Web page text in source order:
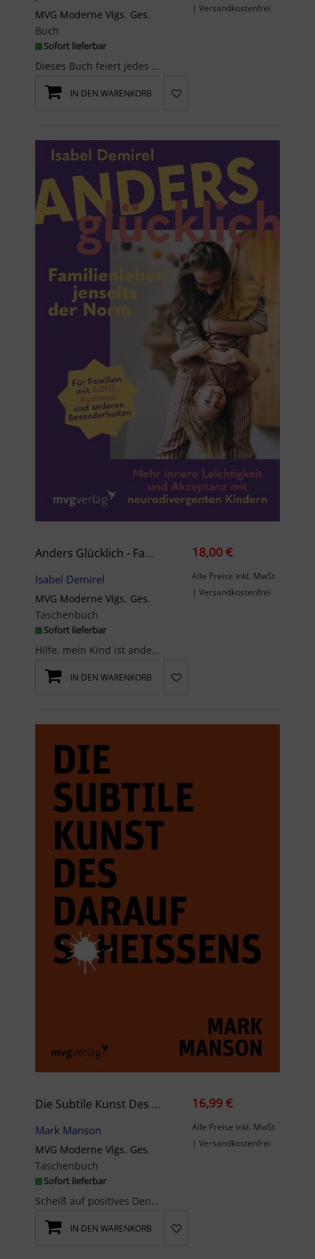
MVG Moderne Vlgs. Ges.
Buch
Sofort lieferbar
Dieses Buch feiert jedes einzelne Kind!Jedes Kind in einer bunt gemischten Gruppe bastelt einen e...
| Versandkostenfrei
IN DEN WARENKORB
Anders Glücklich - Familienleben Jenseits Der Norm
Isabel Demirel
MVG Moderne Vlgs. Ges.
Taschenbuch
Sofort lieferbar
Hilfe, mein Kind ist andersWer mit einem neurodivergenten Familienmitglied lebt oder spürt, dass ...
18,00 €
Alle Preise inkl. MwSt
| Versandkostenfrei
IN DEN WARENKORB
Die Subtile Kunst Des Daraufscheißens
Mark Manson
MVG Moderne Vlgs. Ges.
Taschenbuch
Sofort lieferbar
Scheiß auf positives Denken sagt Mark Manson. Die ungeschönte Perspektive ist ihm lieber. Wenn et...
16,99 €
Alle Preise inkl. MwSt
| Versandkostenfrei
IN DEN WARENKORB